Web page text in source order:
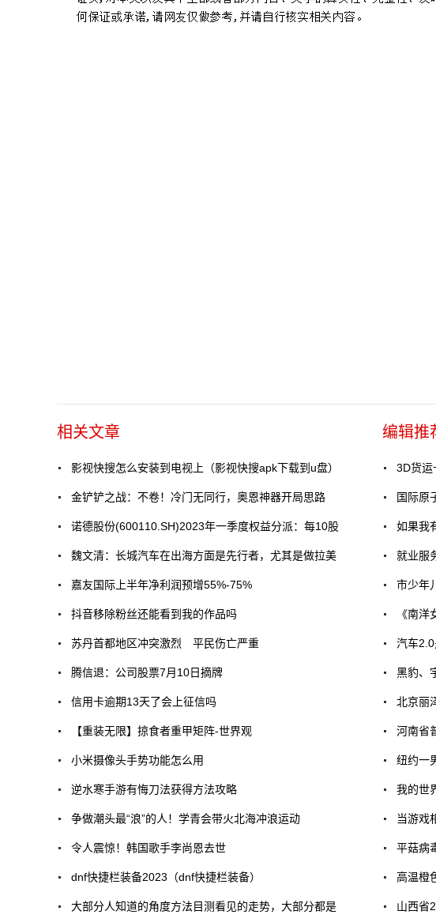
相关文章
影视快搜怎么安装到电视上（影视快搜apk下载到u盘）
金铲铲之战：不卷！冷门无同行，奥恩神器开局思路
诺德股份(600110.SH)2023年一季度权益分派：每10股
魏文清：长城汽车在出海方面是先行者，尤其是做拉美
嘉友国际上半年净利润预增55%-75%
抖音移除粉丝还能看到我的作品吗
苏丹首都地区冲突激烈 平民伤亡严重
腾信退：公司股票7月10日摘牌
信用卡逾期13天了会上征信吗
【重装无限】掠食者重甲矩阵-世界观
小米摄像头手势功能怎么用
逆水寒手游有悔刀法获得方法攻略
争做潮头最“浪”的人！学青会带火北海冲浪运动
令人震惊！韩国歌手李尚恩去世
dnf快捷栏装备2023（dnf快捷栏装备）
大部分人知道的角度方法目测看见的走势，大部分都是
编辑推
3D货运
国际原
如果我
就业服
市少年
《南
汽车
黑豹、
北京丽
河南省
纽约一
我的世
当游戏
平菇病
高温橙
山西省